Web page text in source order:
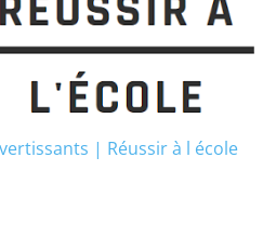
| Réussir à l école